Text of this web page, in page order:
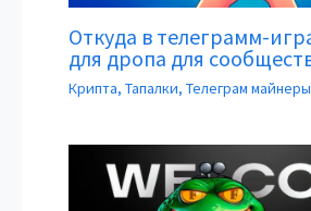
Откуда в телеграмм-
для дропа для
Крипта, Тапалки, Телеграм майнеры